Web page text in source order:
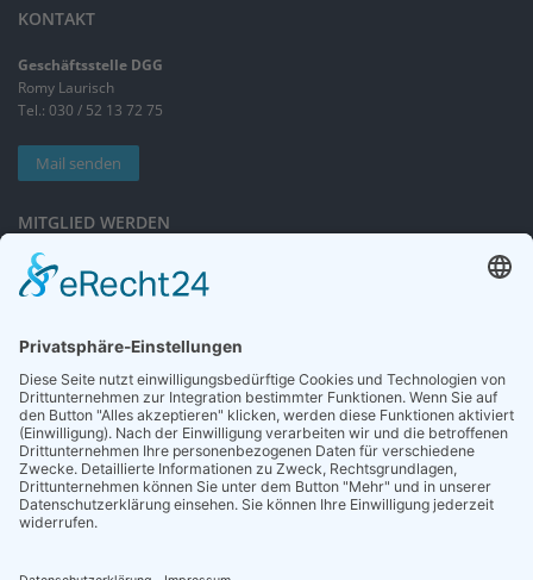
KONTAKT
Geschäftsstelle DGG
Romy Laurisch
Tel.: 030 / 52 13 72 75
Mail senden
MITGLIED WERDEN
Sieben gute Gründe
für Ihre Mitgliedschaft
NEWSLETTER
Neuigkeiten rund um die Geriatrie und die DGG – regelmäßig in Ihrem
Postfach.